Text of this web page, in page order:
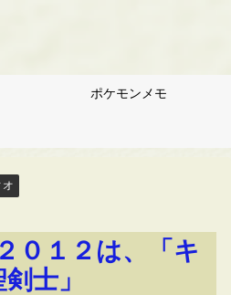
ポケモンメモ
０１２は、「キ
士」